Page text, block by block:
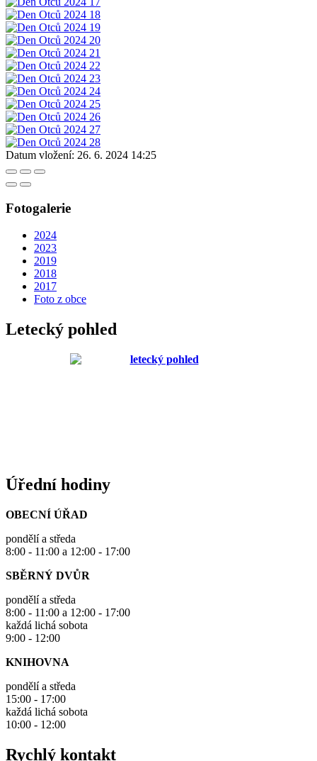
Datum vložení: 26. 6. 2024 14:25
Fotogalerie
2024
2023
2019
2018
2017
Foto z obce
Letecký pohled
Úřední hodiny
OBECNÍ ÚŘAD
pondělí a středa
8:00 - 11:00 a 12:00 - 17:00
SBĚRNÝ DVŮR
pondělí a středa
8:00 - 11:00 a 12:00 - 17:00
každá lichá sobota
9:00 - 12:00
KNIHOVNA
pondělí a středa
15:00 - 17:00
každá lichá sobota
10:00 - 12:00
Rychlý kontakt